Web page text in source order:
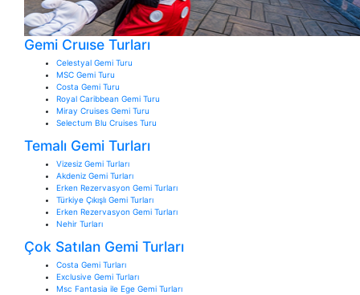
Gemi Cruıse Turları
Celestyal Gemi Turu
MSC Gemi Turu
Costa Gemi Turu
Royal Caribbean Gemi Turu
Miray Cruises Gemi Turu
Selectum Blu Cruises Turu
Temalı Gemi Turları
Vizesiz Gemi Turları
Akdeniz Gemi Turları
Erken Rezervasyon Gemi Turları
Türkiye Çıkışlı Gemi Turları
Erken Rezervasyon Gemi Turları
Nehir Turları
Çok Satılan Gemi Turları
Costa Gemi Turları
Exclusive Gemi Turları
Msc Fantasia ile Ege Gemi Turları